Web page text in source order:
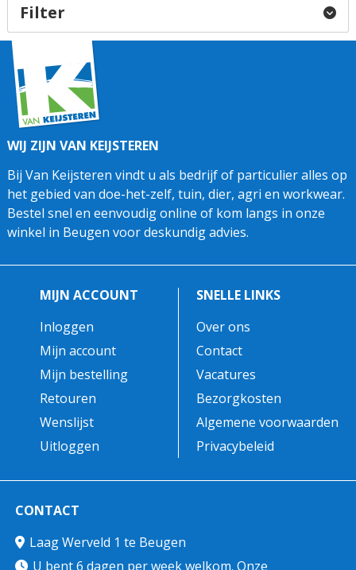
Filter
WIJ ZIJN VAN KEIJSTEREN
Bij Van Keijsteren vindt u als bedrijf of particulier alles op
het gebied van doe-het-zelf, tuin, dier, agri en workwear.
Bestel snel en eenvoudig online of kom langs in onze
winkel in Beugen voor deskundig advies.
MIJN ACCOUNT
Inloggen
Mijn account
Mijn bestelling
Retouren
Wenslijst
Uitloggen
SNELLE LINKS
Over ons
Contact
Vacatures
Bezorgkosten
Algemene voorwaarden
Privacybeleid
CONTACT
Laag Werveld 1 te Beugen
U bent 6 dagen per week welkom. Onze